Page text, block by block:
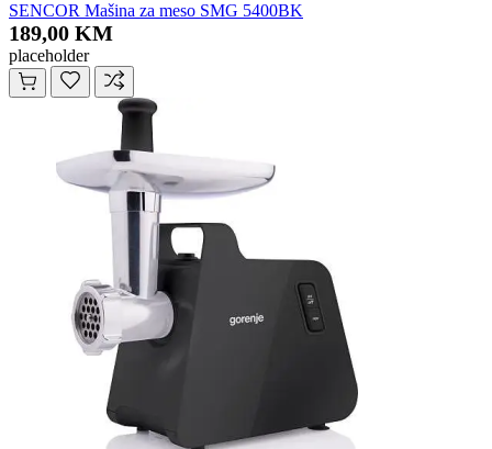
SENCOR Mašina za meso SMG 5400BK
189,00 KM
placeholder